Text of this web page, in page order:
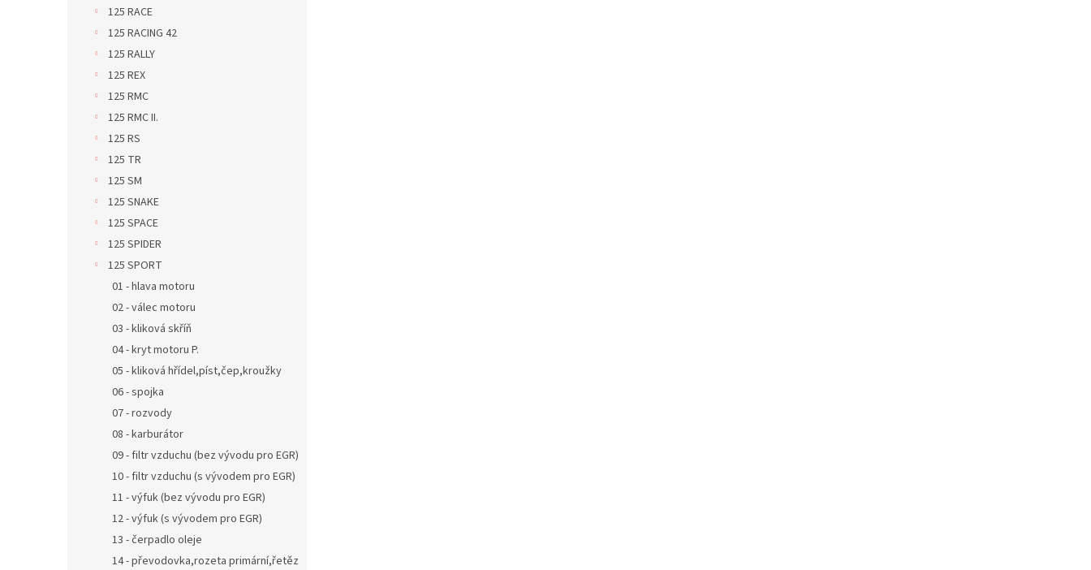
125 RACE
125 RACING 42
125 RALLY
125 REX
125 RMC
125 RMC II.
125 RS
125 TR
125 SM
125 SNAKE
125 SPACE
125 SPIDER
125 SPORT
01 - hlava motoru
02 - válec motoru
03 - kliková skříň
04 - kryt motoru P.
05 - kliková hřídel,píst,čep,kroužky
06 - spojka
07 - rozvody
08 - karburátor
09 - filtr vzduchu (bez vývodu pro EGR)
10 - filtr vzduchu (s vývodem pro EGR)
11 - výfuk (bez vývodu pro EGR)
12 - výfuk (s vývodem pro EGR)
13 - čerpadlo oleje
14 - převodovka,rozeta primární,řetěz